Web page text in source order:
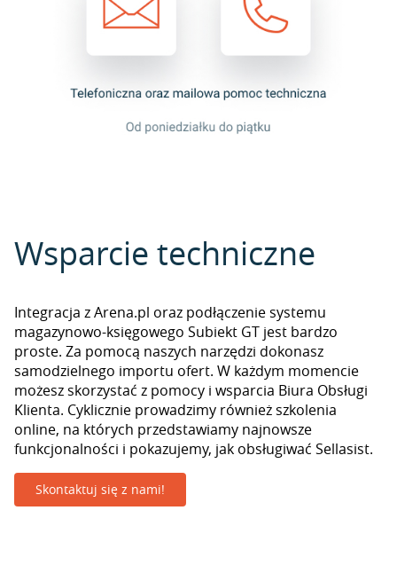
Wsparcie techniczne
Integracja z Arena.pl oraz podłączenie systemu
magazynowo-księgowego Subiekt GT jest bardzo
proste. Za pomocą naszych narzędzi dokonasz
samodzielnego importu ofert. W każdym momencie
możesz skorzystać z pomocy i wsparcia Biura Obsługi
Klienta. Cyklicznie prowadzimy również szkolenia
online, na których przedstawiamy najnowsze
funkcjonalności i pokazujemy, jak obsługiwać Sellasist.
Skontaktuj się z nami!